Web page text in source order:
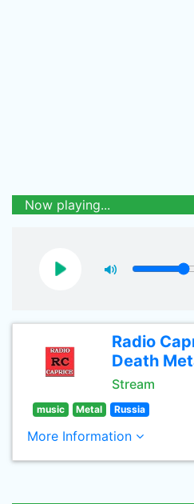
Now playing...
Radio
Death
Stream
music Metal Russia
More Information